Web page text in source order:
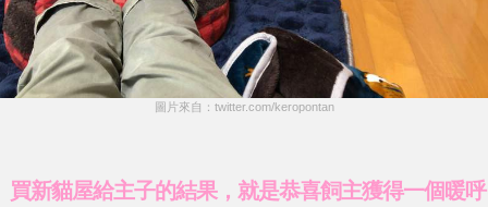
圖片來自：twitter.com/keropontan
買新貓屋給主子的結果，就是恭喜飼主獲得一個暖呼